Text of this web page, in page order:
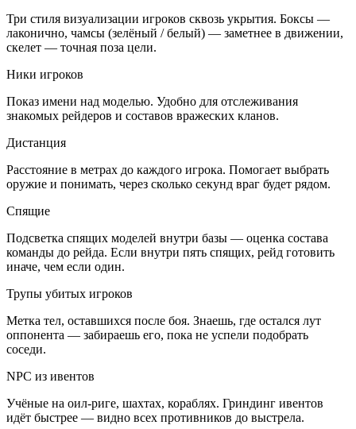
Три стиля визуализации игроков сквозь укрытия. Боксы —
лаконично, чамсы (зелёный / белый) — заметнее в движении,
скелет — точная поза цели.
Ники игроков
Показ имени над моделью. Удобно для отслеживания
знакомых рейдеров и составов вражеских кланов.
Дистанция
Расстояние в метрах до каждого игрока. Помогает выбрать
оружие и понимать, через сколько секунд враг будет рядом.
Спящие
Подсветка спящих моделей внутри базы — оценка состава
команды до рейда. Если внутри пять спящих, рейд готовить
иначе, чем если один.
Трупы убитых игроков
Метка тел, оставшихся после боя. Знаешь, где остался лут
оппонента — забираешь его, пока не успели подобрать
соседи.
NPC из ивентов
Учёные на оил-риге, шахтах, кораблях. Гриндинг ивентов
идёт быстрее — видно всех противников до выстрела.